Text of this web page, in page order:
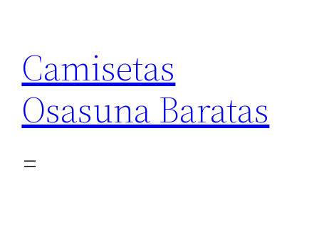
contenido
Camisetas
Osasuna Baratas